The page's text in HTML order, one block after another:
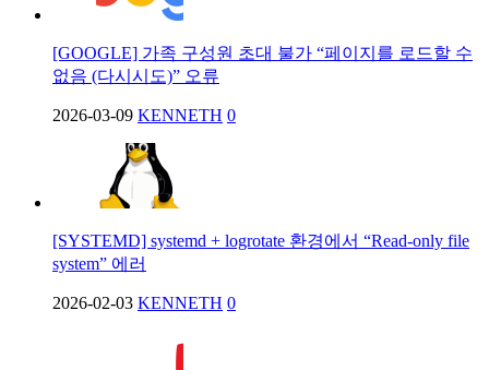
[GOOGLE] 가족 구성원 초대 불가 “페이지를 로드할 수
없음 (다시시도)” 오류
2026-03-09 KENNETH 0
[SYSTEMD] systemd + logrotate 환경에서 “Read-only file
system” 에러
2026-02-03 KENNETH 0